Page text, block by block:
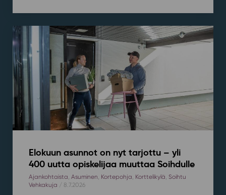
Elokuun asunnot on nyt tarjottu – yli
400 uutta opiskelijaa muuttaa Soihdulle
Ajankohtaista, Asuminen, Kortepohja, Korttelikylä, Soihtu
Vehkakuja / 8.7.2026